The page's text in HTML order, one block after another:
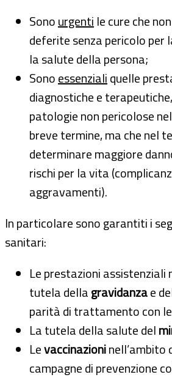
Sonourgenti le cure che
deferite senza pericolo per
la salute della persona;
Sonoessenzialiquelle
diagnostiche e
patologie non pericolose
breve termine, ma che nel
determinare maggiore
rischi per la vita
aggravamenti).
In particolare sono garantiti i
sanitari:
Le prestazioni assistenziali
tutela dellagravidanzae
parità di trattamento con
La tutela della salute del
Levaccinazioninell’ambito
campagne di prevenzione